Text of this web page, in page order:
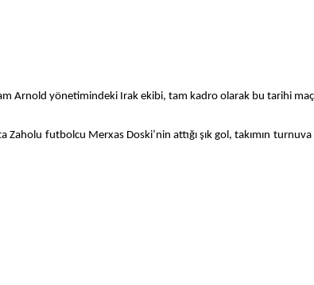
Arnold yönetimindeki Irak ekibi, tam kadro olarak bu tarihi
futbolcu Merxas Doski’nin attığı şık gol, takımın